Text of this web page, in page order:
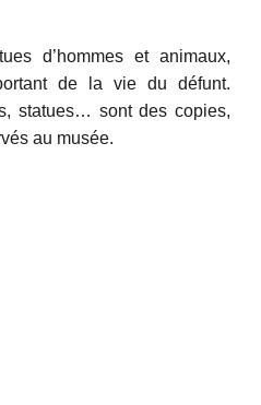
d’hommes et animaux,
de la vie du défunt.
statues… sont des copies,
au musée.